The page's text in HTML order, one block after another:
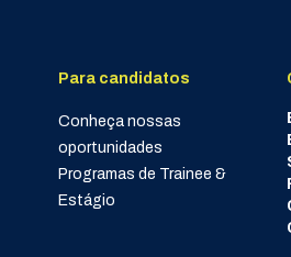
Para candidatos
Conheça nossas
oportunidades
Programas de Trainee &
Estágio